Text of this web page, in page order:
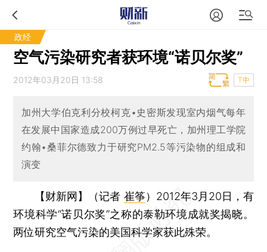
政经
空气污染研究者获环境“诺贝尔奖”
2012年03月20日 13:58 T中
加州大学伯克利分校柯克•史密斯发现室内烟气每年
在发展中国家造成200万例过早死亡，加州理工学院
约翰•桑菲尔德致力于研究PM2.5等污染物的组成和
演变
【财新网】（记者 崔筝） 2012年3月20日，有
环境科学“诺贝尔奖”之称的泰勒环境成就奖揭晓。
两位研究空气污染的美国科学家获此殊荣。